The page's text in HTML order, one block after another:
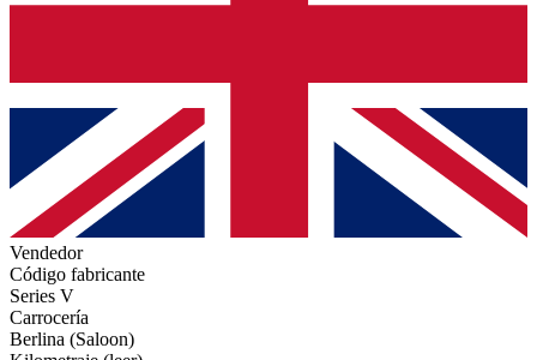
Vendedor
Código fabricante
Series V
Carrocería
Berlina (Saloon)